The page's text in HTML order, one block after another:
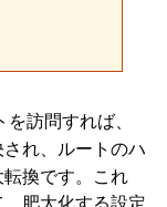
を訪問すれば、
れ、ルートのハ
換です。これ
肥大化する設定